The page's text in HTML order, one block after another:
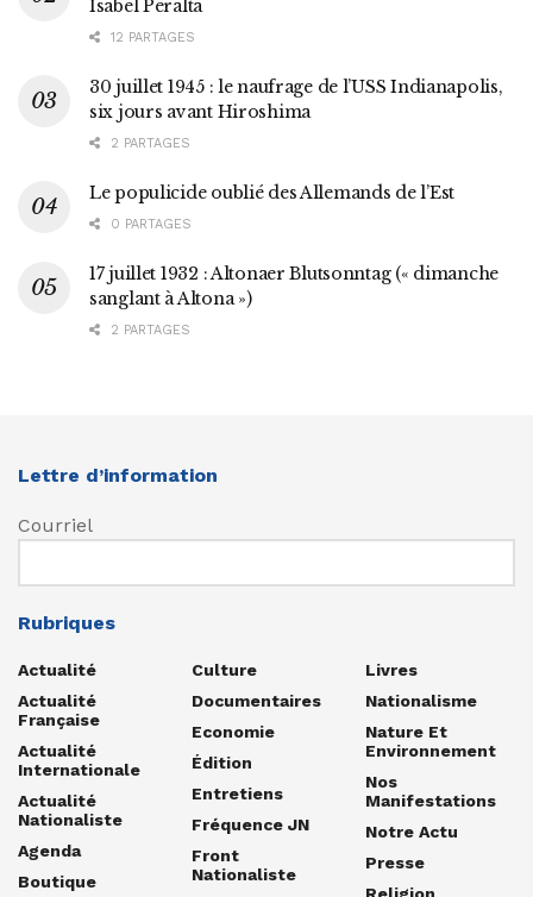
Isabel Peralta
12 PARTAGES
30 juillet 1945 : le naufrage de l’USS Indianapolis,
six jours avant Hiroshima
2 PARTAGES
Le populicide oublié des Allemands de l’Est
0 PARTAGES
17 juillet 1932 : Altonaer Blutsonntag (« dimanche
sanglant à Altona »)
2 PARTAGES
Lettre d’information
Courriel
Rubriques
Actualité
Actualité
Française
Actualité
Internationale
Actualité
Nationaliste
Agenda
Boutique
Culture
Documentaires
Economie
Édition
Entretiens
Fréquence JN
Front
Nationaliste
Livres
Nationalisme
Nature Et
Environnement
Nos
Manifestations
Notre Actu
Presse